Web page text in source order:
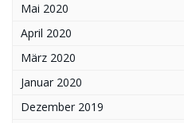
Mai 2020
April 2020
März 2020
Januar 2020
Dezember 2019